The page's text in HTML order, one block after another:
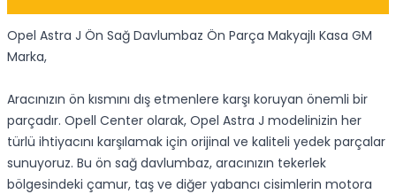
Opel Astra J Ön Sağ Davlumbaz Ön Parça Makyajlı Kasa GM
Marka,
Aracınızın ön kısmını dış etmenlere karşı koruyan önemli bir
parçadır. Opell Center olarak, Opel Astra J modelinizin her
türlü ihtiyacını karşılamak için orijinal ve kaliteli yedek parçalar
sunuyoruz. Bu ön sağ davlumbaz, aracınızın tekerlek
bölgesindeki çamur, taş ve diğer yabancı cisimlerin motora